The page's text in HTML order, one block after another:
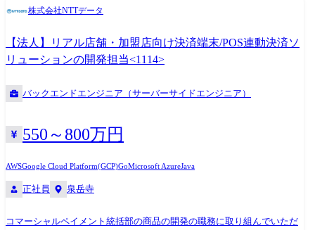
株式会社NTTデータ
【法人】リアル店舗・加盟店向け決済端末/POS連動決済ソ
リューションの開発担当<1114>
バックエンドエンジニア（サーバーサイドエンジニア）
550～800万円
AWSGoogle Cloud Platform(GCP)GoMicrosoft AzureJava
正社員 泉岳寺
コマーシャルペイメント統括部の商品の開発の職務に取り組んでいただ